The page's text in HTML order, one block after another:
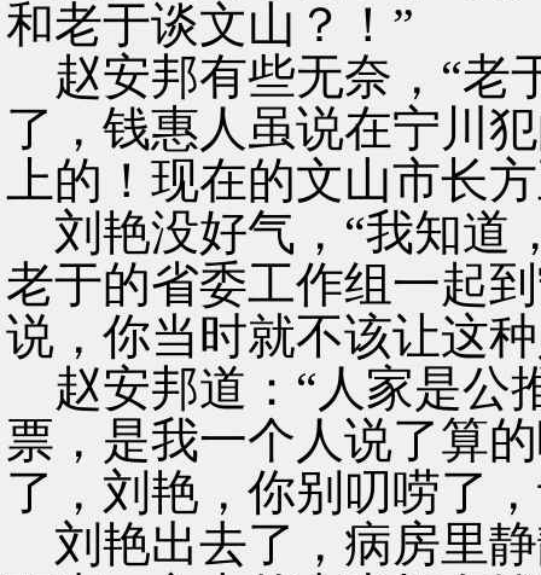
和老于谈文山？！”
赵安邦有些无奈，“老
了，钱惠人虽说在宁川
上的！现在的文山市长
刘艳没好气，“我知道
老于的省委工作组一起
说，你当时就不该让这
赵安邦道：“人家是公
票，是我一个人说了算
了，刘艳，你别叨唠了
刘艳出去了，病房里